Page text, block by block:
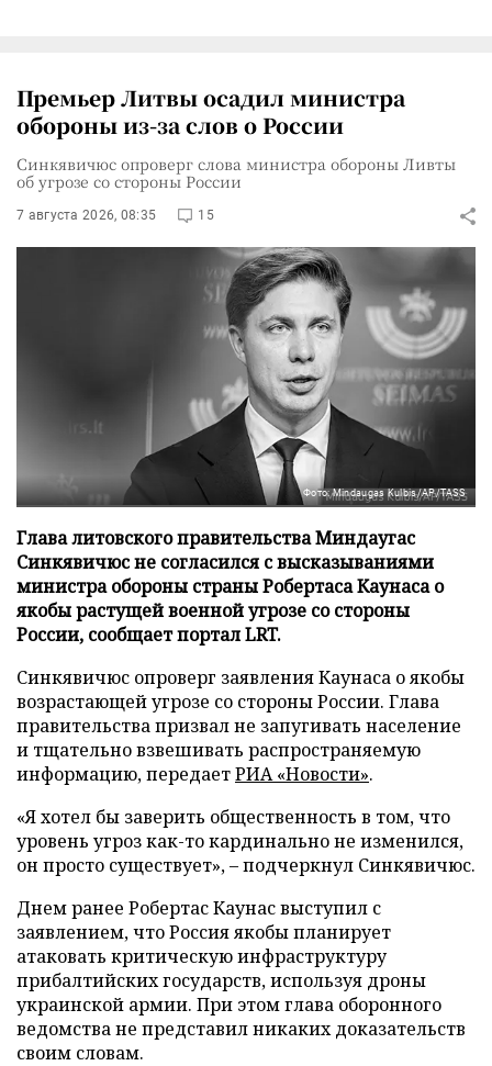
Премьер Литвы осадил министра
обороны из-за слов о России
Синкявичюс опроверг слова министра обороны Ливты
об угрозе со стороны России
7 августа 2026, 08:35 15
Фото: Mindaugas Kulbis/AP/TASS
Глава литовского правительства Миндаугас
Синкявичюс не согласился с высказываниями
министра обороны страны Робертаса Каунаса о
якобы растущей военной угрозе со стороны
России, сообщает портал LRT.
Синкявичюс опроверг заявления Каунаса о якобы
возрастающей угрозе со стороны России. Глава
правительства призвал не запугивать население
и тщательно взвешивать распространяемую
информацию, передаетРИА «Новости».
«Я хотел бы заверить общественность в том, что
уровень угроз как-то кардинально не изменился,
он просто существует», – подчеркнул Синкявичюс.
Днем ранее Робертас Каунас выступил с
заявлением, что Россия якобы планирует
атаковать критическую инфраструктуру
прибалтийских государств, используя дроны
украинской армии. При этом глава оборонного
ведомства не представил никаких доказательств
своим словам.